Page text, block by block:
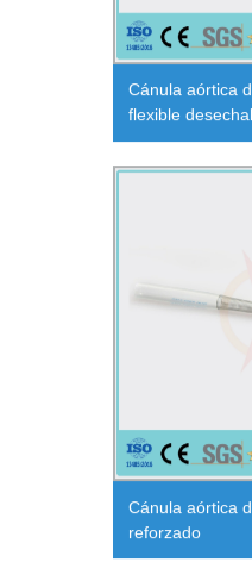
Cánula aórtica
flexible
Cánula aórtica
reforzado